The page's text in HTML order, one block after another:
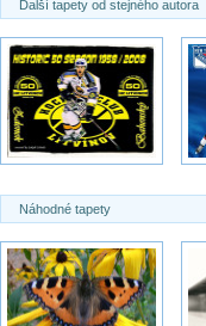
Další tapety od stejného autora
Náhodné tapety